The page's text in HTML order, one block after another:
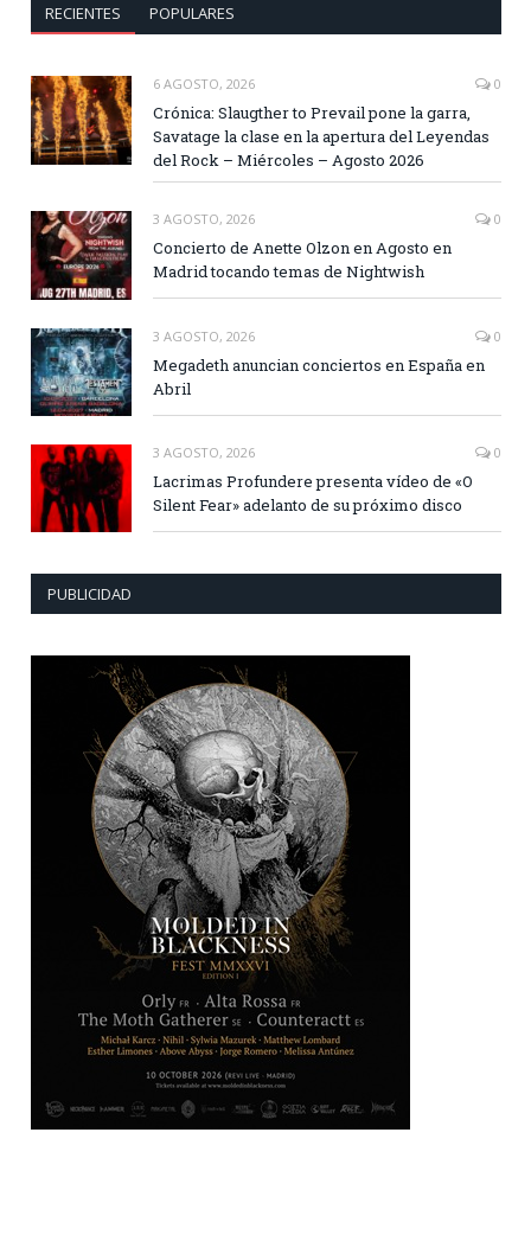
RECIENTES POPULARES
6 AGOSTO, 2026 0
Crónica: Slaugther to Prevail pone la garra,
Savatage la clase en la apertura del Leyendas
del Rock – Miércoles – Agosto 2026
3 AGOSTO, 2026 0
Concierto de Anette Olzon en Agosto en
Madrid tocando temas de Nightwish
3 AGOSTO, 2026 0
Megadeth anuncian conciertos en España en
Abril
3 AGOSTO, 2026 0
Lacrimas Profundere presenta vídeo de «O
Silent Fear» adelanto de su próximo disco
PUBLICIDAD